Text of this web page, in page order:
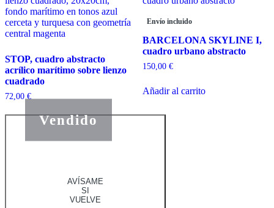
Vendido
STOP, cuadro abstracto
acrílico marítimo sobre lienzo
cuadrado
72,00€
AVÍSAME
SI
VUELVE
Envío incluido
BARCELONA SKYLINE I,
cuadro urbano abstracto
150,00 €
Añadir al carrito